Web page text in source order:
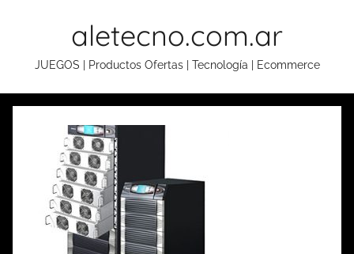
aletecno.com.ar
JUEGOS | Productos Ofertas | Tecnología | Ecommerce